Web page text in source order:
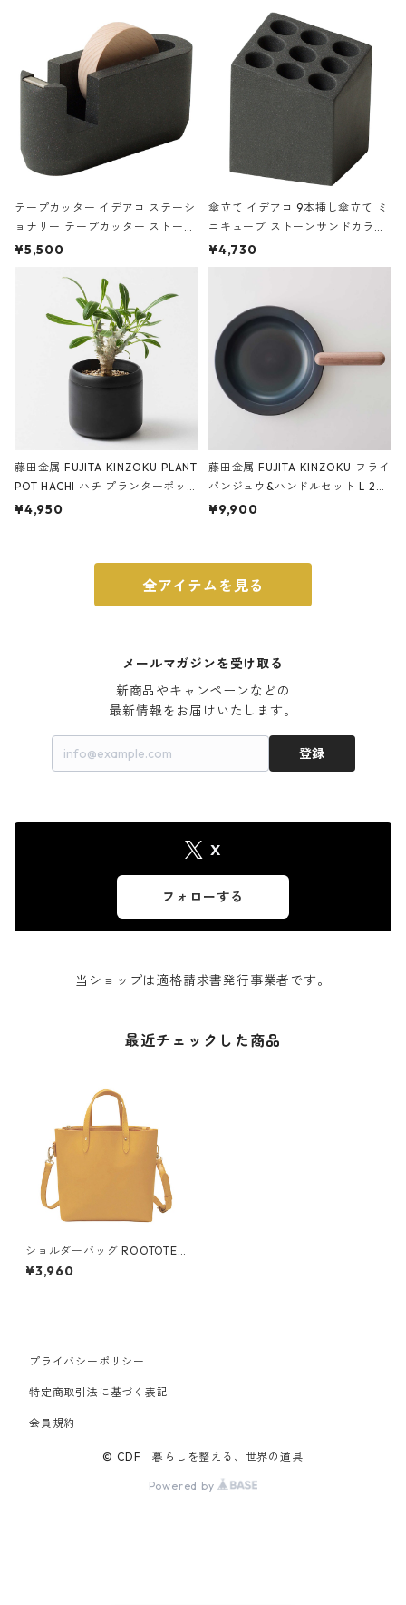
テープカッター イデアコ ステーシ
ョナリー テープカッター ストーン
サンドカラー 石調 ideaco Station
¥5,500
傘立て イデアコ 9本挿し傘立て ミ
ニキューブ ストーンサンドカラー
石調 ideaco Umbrella Stand CUB
E ストーンサンドブラック
¥4,730
藤田金属 FUJITA KINZOKU PLANT
POT HACHI ハチ プランターポッ
ト 3号 ブラック
¥4,950
藤田金属 FUJITA KINZOKU フライ
パンジュウ&ハンドルセット L 24c
m ガス火・IH対応 鉄フライパン
¥9,900
全アイテムを見る
メールマガジンを受け取る
新商品やキャンペーンなどの
最新情報をお届けいたします。
登録
X
フォローする
当ショップは適格請求書発行事業者です。
最近チェックした商品
ショルダーバッグ ROOTOTE
ルートート スクエア.ライトト
ート エコレザー マスタード
¥3,960
プライバシーポリシー
特定商取引法に基づく表記
会員規約
© CDF 暮らしを整える、世界の道具
Powered by